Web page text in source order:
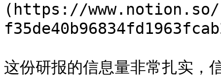
(https://www.notion.so/
这份研报的信息量非常扎实，